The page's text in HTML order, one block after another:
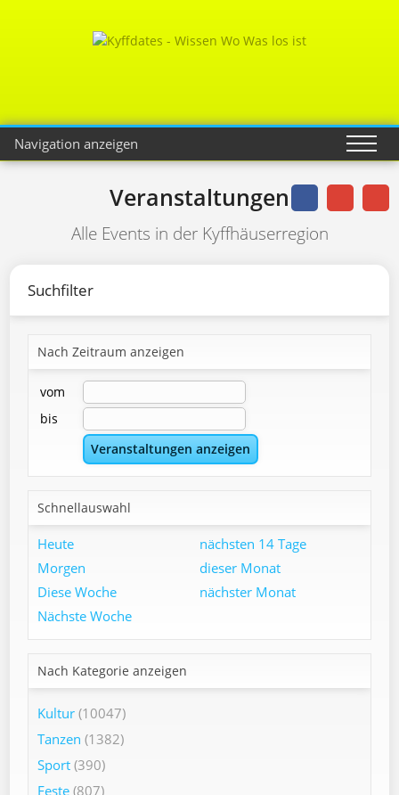
Navigation anzeigen
Veranstaltungen
Alle Events in der Kyffhäuserregion
Suchfilter
Nach Zeitraum anzeigen
vom
bis
Schnellauswahl
Heute
Morgen
Diese Woche
Nächste Woche
nächsten 14 Tage
dieser Monat
nächster Monat
Nach Kategorie anzeigen
Kultur (10047)
Tanzen (1382)
Sport (390)
Feste (807)